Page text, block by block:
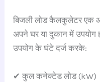
बिजली लोड कैलकुलेटर एक
अपने घर या दुकान में उपयोग
उपयोग के घंटे दर्ज करके:
✔ कुल कनेक्टेड लोड (kW)